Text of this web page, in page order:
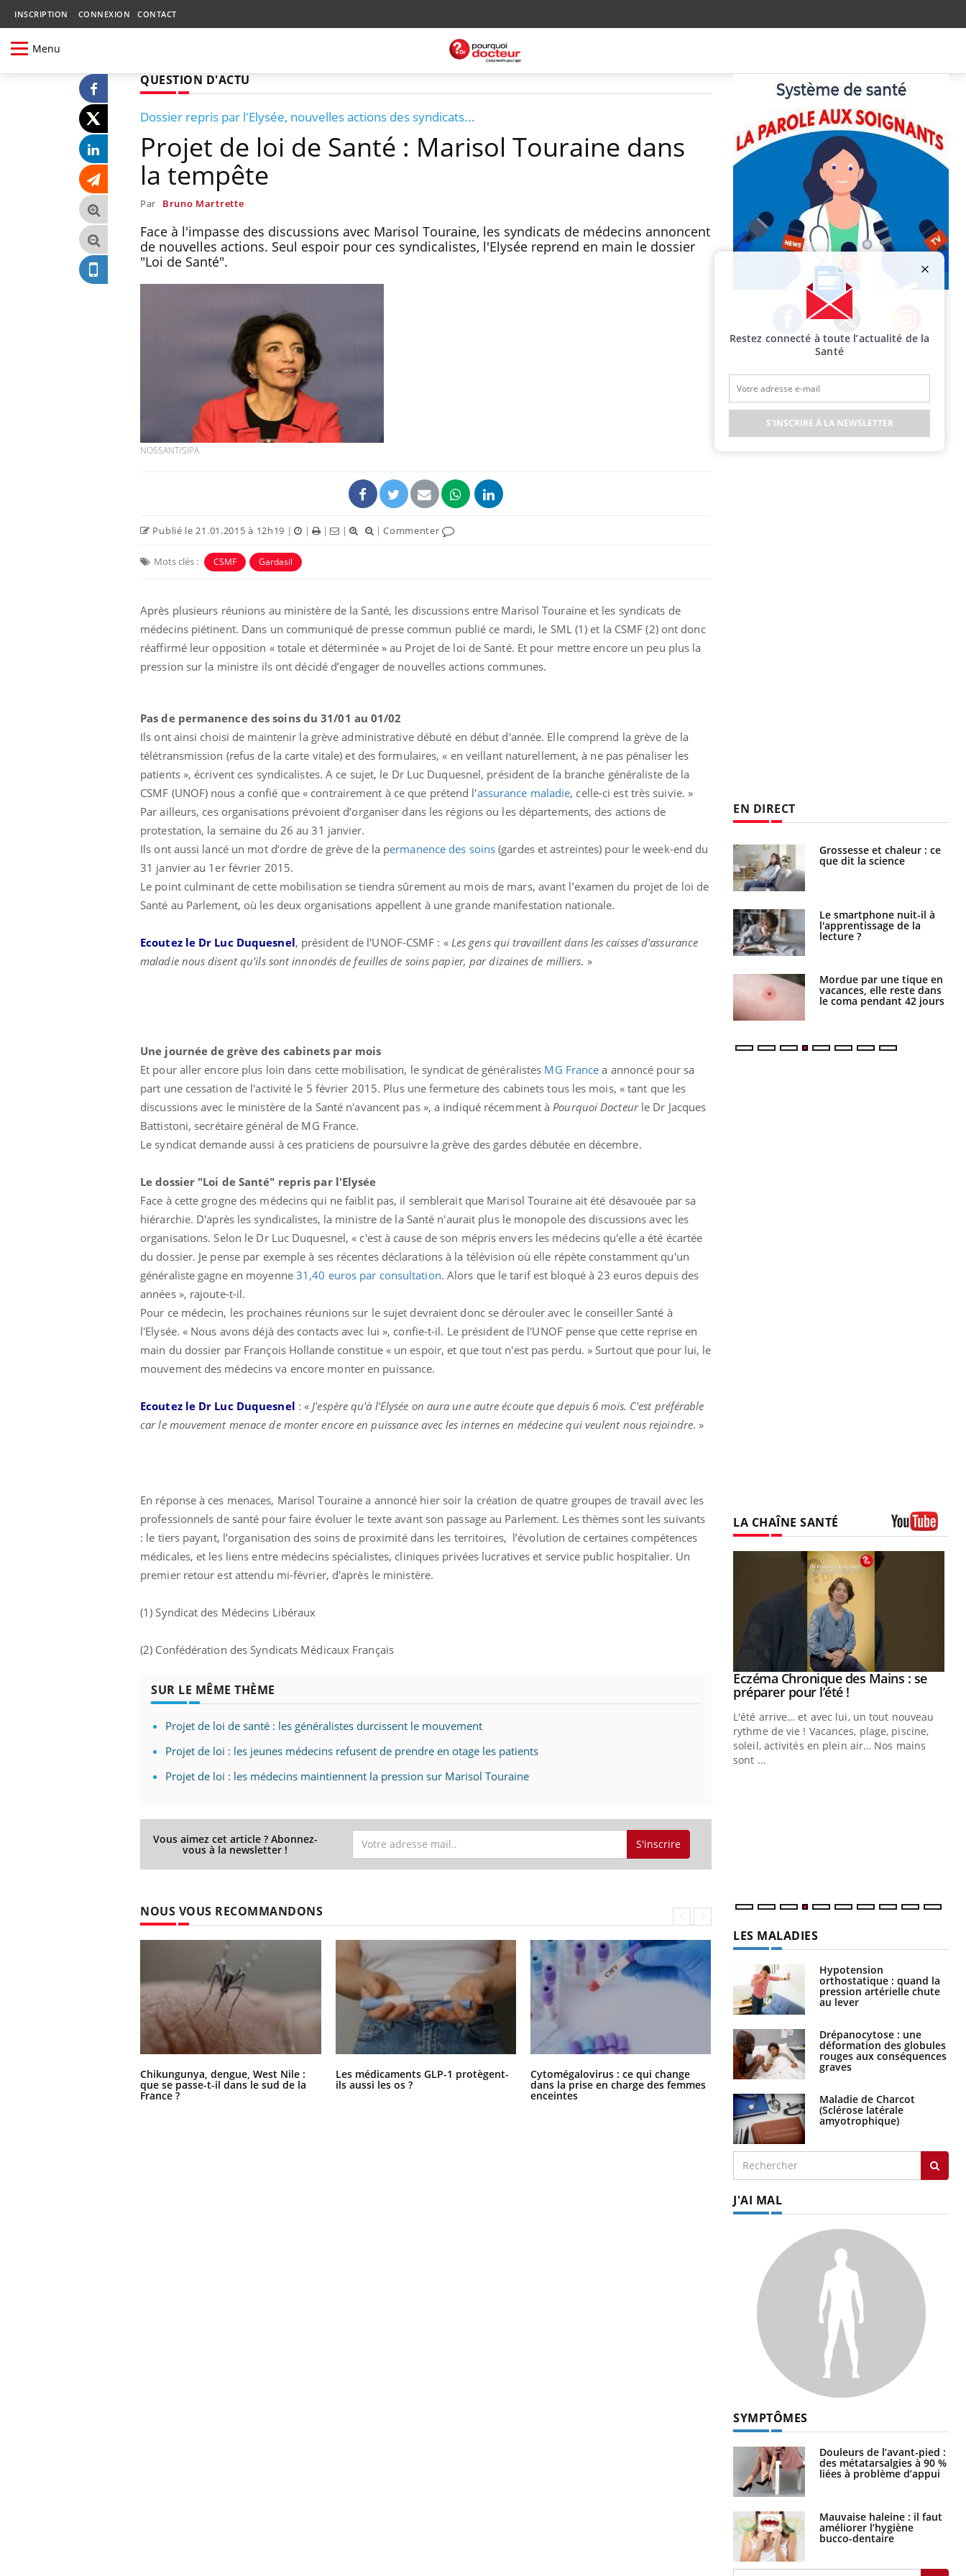
INSCRIPTION CONNEXION CONTACT
Menu
QUESTION D'ACTU
Dossier repris par l'Elysée, nouvelles actions des syndicats...
Projet de loi de Santé : Marisol Touraine dans
la tempête
Par Bruno Martrette
Face à l'impasse des discussions avec Marisol Touraine, les syndicats de médecins annoncent
de nouvelles actions. Seul espoir pour ces syndicalistes, l'Elysée reprend en main le dossier
"Loi de Santé".
NOSSANT/SIPA
Publié le 21.01.2015 à 12h19 | | | | |Commenter
Mots clés : CSMF Gardasil
Après plusieurs réunions au ministère de la Santé, les discussions entre Marisol Touraine et les syndicats de
médecins piétinent. Dans un communiqué de presse commun publié ce mardi, le SML (1) et la CSMF (2) ont donc
réaffirmé leur opposition « totale et déterminée » au Projet de loi de Santé. Et pour mettre encore un peu plus la
pression sur la ministre ils ont décidé d’engager de nouvelles actions communes.
Pas de permanence des soins du 31/01 au 01/02
Ils ont ainsi choisi de maintenir la grève administrative débuté en début d'année. Elle comprend la grève de la
télétransmission (refus de la carte vitale) et des formulaires, « en veillant naturellement, à ne pas pénaliser les
patients », écrivent ces syndicalistes. A ce sujet, le Dr Luc Duquesnel, président de la branche généraliste de la
CSMF (UNOF) nous a confié que « contrairement à ce que prétend l'assurance maladie, celle-ci est très suivie. »
Par ailleurs, ces organisations prévoient d’organiser dans les régions ou les départements, des actions de
protestation, la semaine du 26 au 31 janvier.
Ils ont aussi lancé un mot d’ordre de grève de la permanence des soins (gardes et astreintes) pour le week-end du
31 janvier au 1er février 2015.
Le point culminant de cette mobilisation se tiendra sûrement au mois de mars, avant l’examen du projet de loi de
Santé au Parlement, où les deux organisations appellent à une grande manifestation nationale.
Ecoutez le Dr Luc Duquesnel, président de l'UNOF-CSMF : « Les gens qui travaillent dans les caisses d'assurance
maladie nous disent qu'ils sont innondés de feuilles de soins papier, par dizaines de milliers. »
Une journée de grève des cabinets par mois
Et pour aller encore plus loin dans cette mobilisation, le syndicat de généralistes MG France a annoncé pour sa
part une cessation de l'activité le 5 février 2015. Plus une fermeture des cabinets tous les mois, « tant que les
discussions avec le ministère de la Santé n'avancent pas », a indiqué récemment à Pourquoi Docteurle Dr Jacques
Battistoni, secrétaire général de MG France.
Le syndicat demande aussi à ces praticiens de poursuivre la grève des gardes débutée en décembre.
Le dossier "Loi de Santé" repris par l'Elysée
Face à cette grogne des médecins qui ne faiblit pas, il semblerait que Marisol Touraine ait été désavouée par sa
hiérarchie. D'après les syndicalistes, la ministre de la Santé n'aurait plus le monopole des discussions avec les
organisations. Selon le Dr Luc Duquesnel, « c'est à cause de son mépris envers les médecins qu'elle a été écartée
du dossier. Je pense par exemple à ses récentes déclarations à la télévision où elle répète constamment qu'un
généraliste gagne en moyenne 31,40 euros par consultation. Alors que le tarif est bloqué à 23 euros depuis des
années », rajoute-t-il.
Pour ce médecin, les prochaines réunions sur le sujet devraient donc se dérouler avec le conseiller Santé à
l'Elysée. « Nous avons déjà des contacts avec lui », confie-t-il. Le président de l'UNOF pense que cette reprise en
main du dossier par François Hollande constitue « un espoir, et que tout n'est pas perdu. » Surtout que pour lui, le
mouvement des médecins va encore monter en puissance.
Ecoutez le Dr Luc Duquesnel : « J'espère qu'à l'Elysée on aura une autre écoute que depuis 6 mois. C'est préférable
car le mouvement menace de monter encore en puissance avec les internes en médecine qui veulent nous rejoindre. »
En réponse à ces menaces, Marisol Touraine a annoncé hier soir la création de quatre groupes de travail avec les
professionnels de santé pour faire évoluer le texte avant son passage au Parlement. Les thèmes sont les suivants
: le tiers payant, l’organisation des soins de proximité dans les territoires, l’évolution de certaines compétences
médicales, et les liens entre médecins spécialistes, cliniques privées lucratives et service public hospitalier. Un
premier retour est attendu mi-février, d'après le ministère.
(1) Syndicat des Médecins Libéraux
(2) Confédération des Syndicats Médicaux Français
SUR LE MÊME THÈME
Projet de loi de santé : les généralistes durcissent le mouvement
Projet de loi : les jeunes médecins refusent de prendre en otage les patients
Projet de loi : les médecins maintiennent la pression sur Marisol Touraine
Vous aimez cet article ? Abonnez-
vous à la newsletter ! S'inscrire
NOUS VOUS RECOMMANDONS
Chikungunya, dengue, West Nile :
que se passe-t-il dans le sud de la
France ?
Les médicaments GLP-1 protègent-
ils aussi les os ?
Cytomégalovirus : ce qui change
dans la prise en charge des femmes
enceintes
La sieste empêche-t-elle de dormir
la nuit ?
Facebook Twitter Instagram
EN DIRECT
La sieste empêche-t-elle
de dormir la nuit ?
VIH : la fin du comprimé
elle enfin ?
Fortes chaleurs :
Le Viagra pourrait-il
cancer ?
Grossesse et chaleur : ce
que dit la science
Le smartphone nuit-il à
l'apprentissage de la
lecture ?
Mordue par une tique en
vacances, elle reste dans
le coma pendant 42 jours
Mordue par un
barracuda, une petite fille
secourue grâce à un
Légionellose en Suisse :
quelle est l’origine de la
contamination ?
Allergies alimentaires :
une nouvelle arme contre
les réactions sévères
LA CHAÎNE SANTÉ
Carence en fer : comprendre pour
Youtube
même alopécie… Les symptômes de la
carence en fer sont multiples ce qui la rend
reste entourée d'idées reçues chez les
patients comme parfois chez les soignants.
Youtube
Eczéma Chronique des Mains : se
préparer pour l’été !Youtube
L'été arrive… et avec lui, un tout nouveau
rythme de vie ! Vacances, plage, piscine,
soleil, activités en plein air… Nos mains
sont ...
LES MALADIES
Hypotension
orthostatique : quand la
pression artérielle chute
au lever
Drépanocytose : une
déformation des globules
rouges aux conséquences
graves
Maladie de Charcot
(Sclérose latérale
amyotrophique)
J'AI MAL
SYMPTÔMES
Douleurs de l’avant-pied :
des métatarsalgies à 90 %
liées à problème d’appui
Mauvaise haleine : il faut
améliorer l’hygiène
bucco-dentaire
Restez connecté à toute l’actualité de la
Santé
S'INSCRIRE À LA NEWSLETTER